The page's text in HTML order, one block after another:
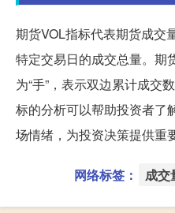
期货VOL指标代表期货成交
特定交易日的成交总量。期
为“手”，表示双边累计成交
标的分析可以帮助投资者了
场情绪，为投资决策提供重
网络标签： 成交